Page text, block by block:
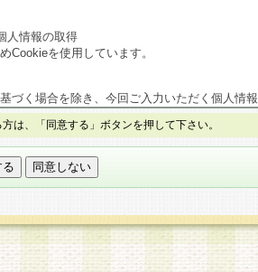
人情報の取得
Cookieを使用しています。
づく場合を除き、今回ご入力いただく個人情報
合は、当社が規定する個人情報管理基準を満た
り扱いが行われるよう監督します。
り取得した開示対象個人情報の利用目的の通
・利用の停止・消去及び第三者への提供の禁止
。）に応じます。
は、「同意する」ボタンを押して下さい。